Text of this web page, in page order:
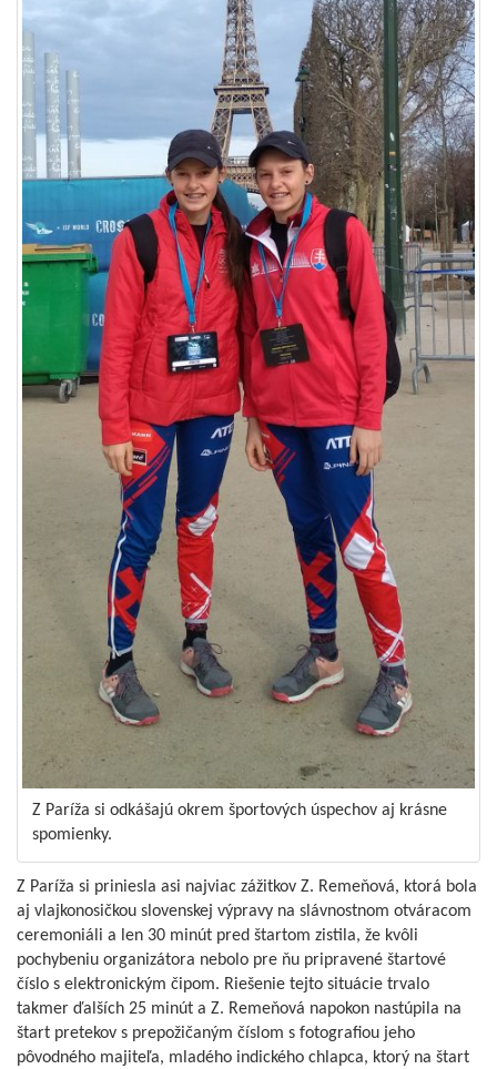
Z Paríža si odkášajú okrem športových úspechov aj krásne
spomienky.
Z Paríža si priniesla asi najviac zážitkov Z. Remeňová, ktorá bola
aj vlajkonosičkou slovenskej výpravy na slávnostnom otváracom
ceremoniáli a len 30 minút pred štartom zistila, že kvôli
pochybeniu organizátora nebolo pre ňu pripravené štartové
číslo s elektronickým čipom. Riešenie tejto situácie trvalo
takmer ďalších 25 minút a Z. Remeňová napokon nastúpila na
štart pretekov s prepožičaným číslom s fotografiou jeho
pôvodného majiteľa, mladého indického chlapca, ktorý na štart